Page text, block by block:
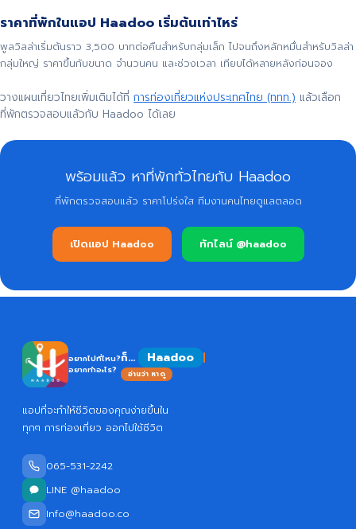
ราคาที่พักในแอป Haadoo เริ่มต้นเท่าไหร่
พูลวิลล่าเริ่มต้นราว 3,500 บาทต่อคืนสำหรับกลุ่มเล็ก ไปจนถึงหลักหมื่นสำหรับวิลล่า
กลุ่มใหญ่ ราคาขึ้นกับขนาด จำนวนคน และช่วงเวลา เทียบได้หลายหลังก่อนจอง
วางแผนเที่ยวไทยเพิ่มเติมได้ที่ การท่องเที่ยวแห่งประเทศไทย (ททท.) แล้วเลือก
ที่พักตรวจสอบแล้วกับ Haadoo ได้เลย
พร้อมแล้ว หาที่พักทั่วไทยกับ Haadoo
ที่พักตรวจสอบแล้ว ราคาโปร่งใส ทีมงานคนไทยดูแลตลอด
เปิดแอป Haadoo ทักไลน์ @haadoo
อยากไปที่ไหน?
อยากทำอะไร?
ก็... Haado
อ่านว่า หาดู
แอปที่จะทำให้ชีวิตของคุณง่ายขึ้นใน
ทุกๆ การท่องเที่ยว ออกไปใช้ชีวิต
065-531-2242
LINE @haadoo
Info@haadoo.co